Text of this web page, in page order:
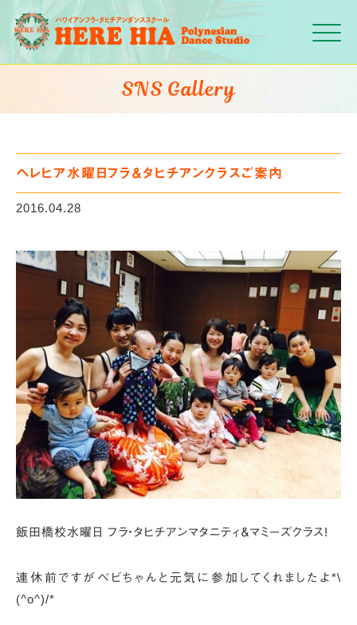
Click
SNS Gallery
ヘレヒア水曜日フラ＆タヒチアンクラスご案内
2016.04.28
飯田橋校水曜日 フラ・タヒチアンマタニティ＆マミーズクラス!
連休前ですがベビちゃんと元気に参加してくれましたよ*\
(^o^)/*